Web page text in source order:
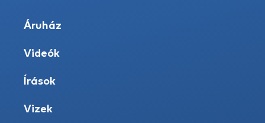
Áruház
Videók
Írások
Vizek